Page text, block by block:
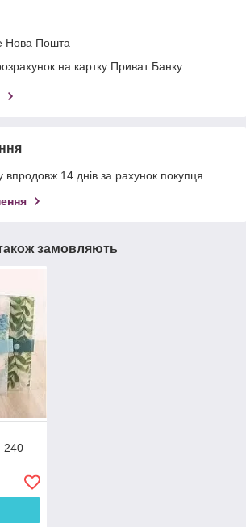
Нова Пошта
на картку Приват Банку
14 днів за рахунок покупця
замовляють
240